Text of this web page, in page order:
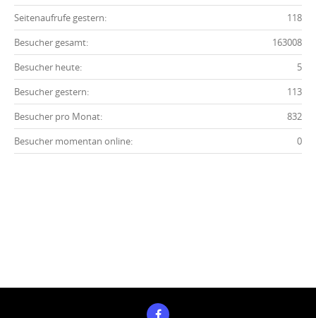
118
Seitenaufrufe gestern:
163008
Besucher gesamt:
5
Besucher heute:
113
Besucher gestern:
832
Besucher pro Monat:
0
Besucher momentan online: